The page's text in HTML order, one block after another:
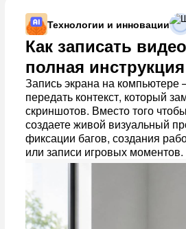
Технологии и инновации
Как записать
полная
Запись экрана на
передать контекст, который
скриншотов. Вместо того
создаете живой визуальный
фиксации багов, создания
или записи игровых моментов.